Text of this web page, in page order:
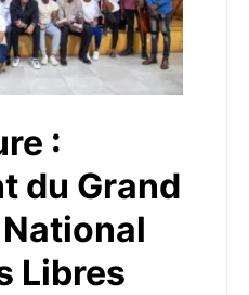
:
du Grand
Libres